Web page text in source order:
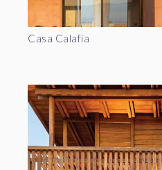
Casa Calafia